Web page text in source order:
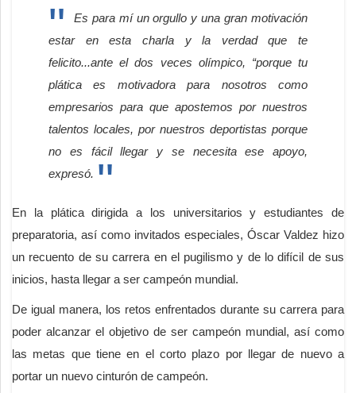
Es para mí un orgullo y una gran motivación
estar en esta charla y la verdad que te
felicito...ante el dos veces olímpico, “porque tu
plática es motivadora para nosotros como
empresarios para que apostemos por nuestros
talentos locales, por nuestros deportistas porque
no es fácil llegar y se necesita ese apoyo,
expresó.
En la plática dirigida a los universitarios y estudiantes de
preparatoria, así como invitados especiales, Óscar Valdez hizo
un recuento de su carrera en el pugilismo y de lo difícil de sus
inicios, hasta llegar a ser campeón mundial.
De igual manera, los retos enfrentados durante su carrera para
poder alcanzar el objetivo de ser campeón mundial, así como
las metas que tiene en el corto plazo por llegar de nuevo a
portar un nuevo cinturón de campeón.